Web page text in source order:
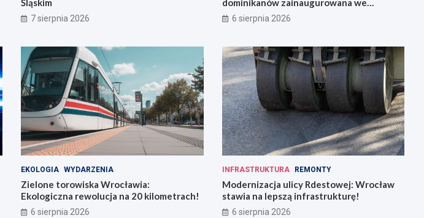
7 sierpnia 2026
Wrocławiu
6 sierpnia 2026
EKOLOGIA WYDARZENIA
Zielone torowiska Wrocławia:
Ekologiczna rewolucja na 20 kilometrach!
6 sierpnia 2026
INFRASTRUKTURA REMONTY
Modernizacja ulicy Rdestowej: Wrocław
stawia na lepszą infrastrukturę!
6 sierpnia 2026